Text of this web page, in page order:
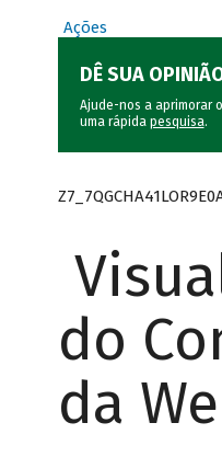
Ações
DÊ SUA
Ajude-nos a aprimorar
uma rápida pesquisa.
do
da